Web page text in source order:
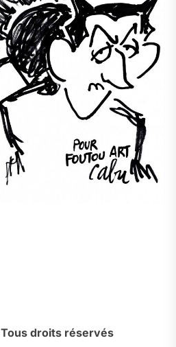
Tous droits réservés